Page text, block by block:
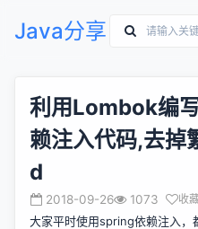
Java分享
利用Lombok编
赖注入代码,去
d
2018-09-26 1073 收
大家平时使用spring依赖注入，